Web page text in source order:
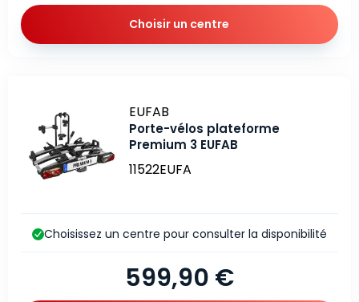
Choisir un centre
Marque
EUFAB
Porte-vélos plateforme
Premium 3 EUFAB
11522EUFA
599,90 €
Choisissez un centre pour consulter la disponibilité